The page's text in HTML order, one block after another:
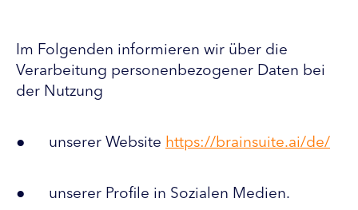
Im Folgenden informieren wir über die
Verarbeitung personenbezogener Daten bei
der Nutzung
● unserer Website https://brainsuite.ai/de/
● unserer Profile in Sozialen Medien.